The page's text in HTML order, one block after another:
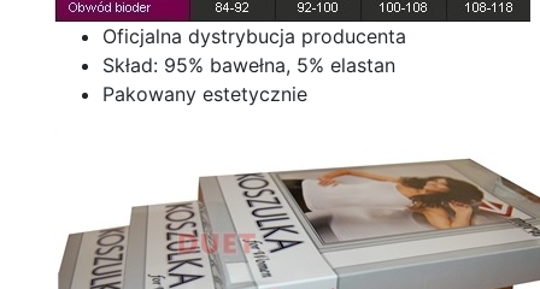
Oficjalna dystrybucja producenta
Skład: 95% bawełna, 5% elastan
Pakowany estetycznie